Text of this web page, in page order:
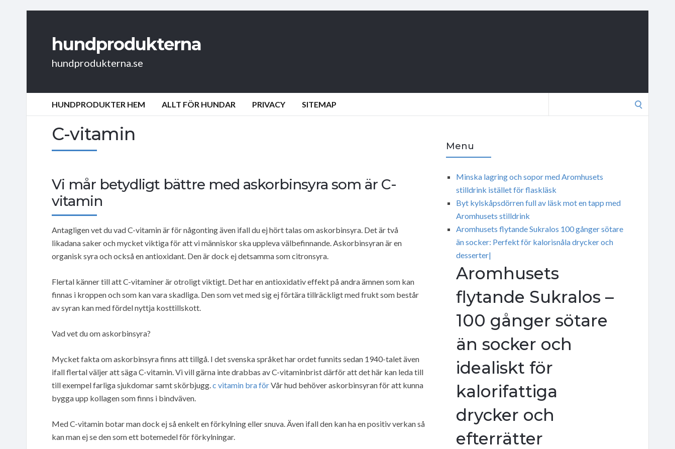
hundprodukterna
hundprodukterna.se
HUNDPRODUKTER HEM ALLT FÖR HUNDAR PRIVACY SITEMAP
C-vitamin
Vi mår betydligt bättre med askorbinsyra som är C-
vitamin
Antagligen vet du vad C-vitamin är för någonting även ifall du ej hört talas om askorbinsyra. Det är två
likadana saker och mycket viktiga för att vi människor ska uppleva välbefinnande. Askorbinsyran är en
organisk syra och också en antioxidant. Den är dock ej detsamma som citronsyra.
Flertal känner till att C-vitaminer är otroligt viktigt. Det har en antioxidativ effekt på andra ämnen som kan
finnas i kroppen och som kan vara skadliga. Den som vet med sig ej förtära tillräckligt med frukt som består
av syran kan med fördel nyttja kosttillskott.
Vad vet du om askorbinsyra?
Mycket fakta om askorbinsyra finns att tillgå. I det svenska språket har ordet funnits sedan 1940-talet även
ifall flertal väljer att säga C-vitamin. Vi vill gärna inte drabbas av C-vitaminbrist därför att det här kan leda till
till exempel farliga sjukdomar samt skörbjugg.c vitamin bra förVår hud behöver askorbinsyran för att kunna
bygga upp kollagen som finns i bindväven.
Med C-vitamin botar man dock ej så enkelt en förkylning eller snuva. Även ifall den kan ha en positiv verkan så
kan man ej se den som ett botemedel för förkylningar.
Menu
Minska lagring och sopor med Aromhusets
stilldrink istället för flaskläsk
Byt kylskåpsdörren full av läsk mot en tapp med
Aromhusets stilldrink
Aromhusets flytande Sukralos 100 gånger sötare
än socker: Perfekt för kalorisnåla drycker och
desserter|
Aromhusets
flytande Sukralos –
100 gånger sötare
än socker och
idealiskt för
kalorifattiga
drycker och
efterrätter